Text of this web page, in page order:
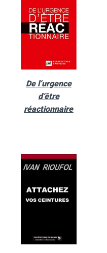
De l’urgence
d’être
réactionnaire